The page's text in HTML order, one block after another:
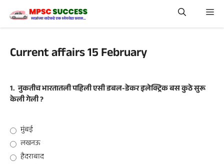
content
Current affairs 15 February
1. नुकतीच भारतातली पहिली एसी डबल-डेकर इलेक्ट्रिक बस कुठे सुरू
केली गेली ?
मुंबई
लखनऊ
हैदराबाद